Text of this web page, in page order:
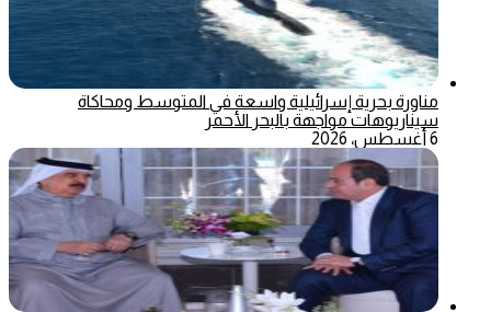
مناورة بحرية إسرائيلية واسعة في المتوسط ومحاكاة
سيناريوهات مواجهة بالبحر الأحمر
6 أغسطس، 2026